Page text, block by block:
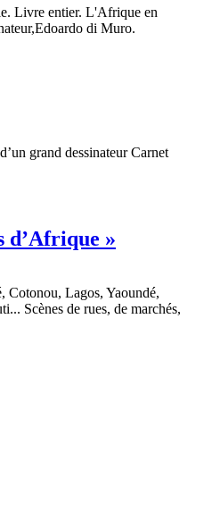
Livre entier. L'Afrique en
di Muro.
grand dessinateur Carnet
d’Afrique »
Cotonou, Lagos, Yaoundé,
Scènes de rues, de marchés,